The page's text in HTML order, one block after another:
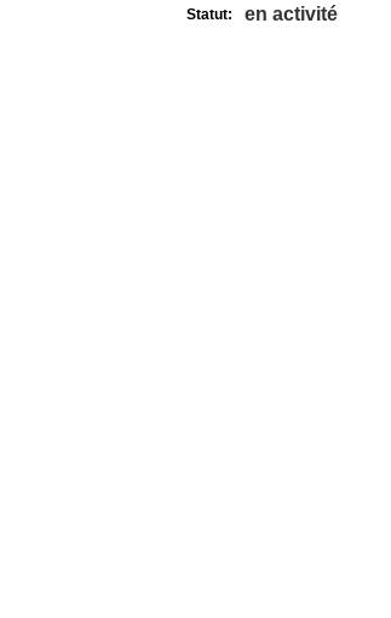
Statut: en activité